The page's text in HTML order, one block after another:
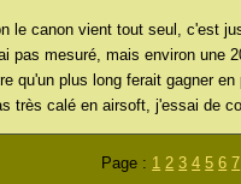
le canon vient tout seul, c'est
pas mesuré, mais environ une
qu'un plus long ferait gagner en
très calé en airsoft, j'essai de
Page : 1 2 3 4 5 6 7